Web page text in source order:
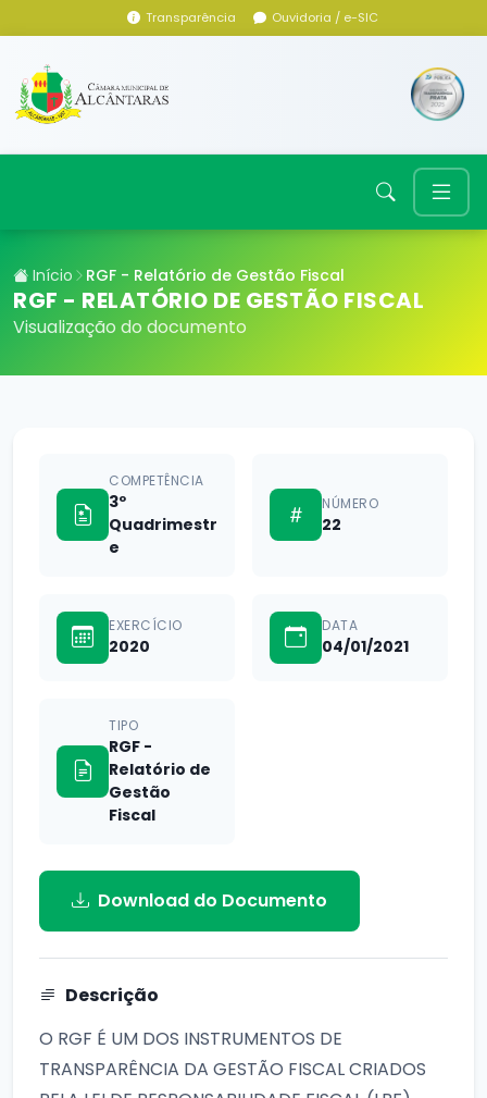
Transparência Ouvidoria / e-SIC
Início RGF - Relatório de Gestão Fiscal
RGF - RELATÓRIO DE GESTÃO FISCAL
Visualização do documento
COMPETÊNCIA
3º
Quadrimestr
e
NÚMERO
22
EXERCÍCIO
2020
DATA
04/01/2021
TIPO
RGF -
Relatório de
Gestão
Fiscal
Download do Documento
Descrição
O RGF É UM DOS INSTRUMENTOS DE
TRANSPARÊNCIA DA GESTÃO FISCAL CRIADOS